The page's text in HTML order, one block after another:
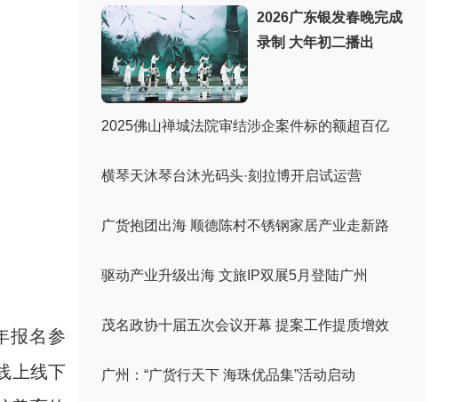
报名参
上线下
2026广东银发春晚完成
录制 大年初二播出
2025佛山禅城法院审结涉企案件标的额超百亿
横琴天沐琴台沐光码头·刻拉博开启试运营
广货抱团出海 顺德陈村不锈钢家居产业走新路
驱动产业升级出海 文旅IP双展5月登陆广州
茂名政协十届五次会议开幕 提案工作提质增效
广州：“广货行天下 海珠优品集”活动启动